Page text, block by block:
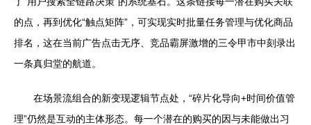
的点，再到优化“触点矩阵”，可实现实时批量任务管理与优化商品
排名，这在当前广告点击无序、竞品霸屏激增的三令甲市中刻录出
一条真归堂的航道。
在场景流组合的新变现逻辑节点处，“碎片化导向+时间价值管
理”仍然是互动的主体形态。每一个潜在的购买的因与未能做出习